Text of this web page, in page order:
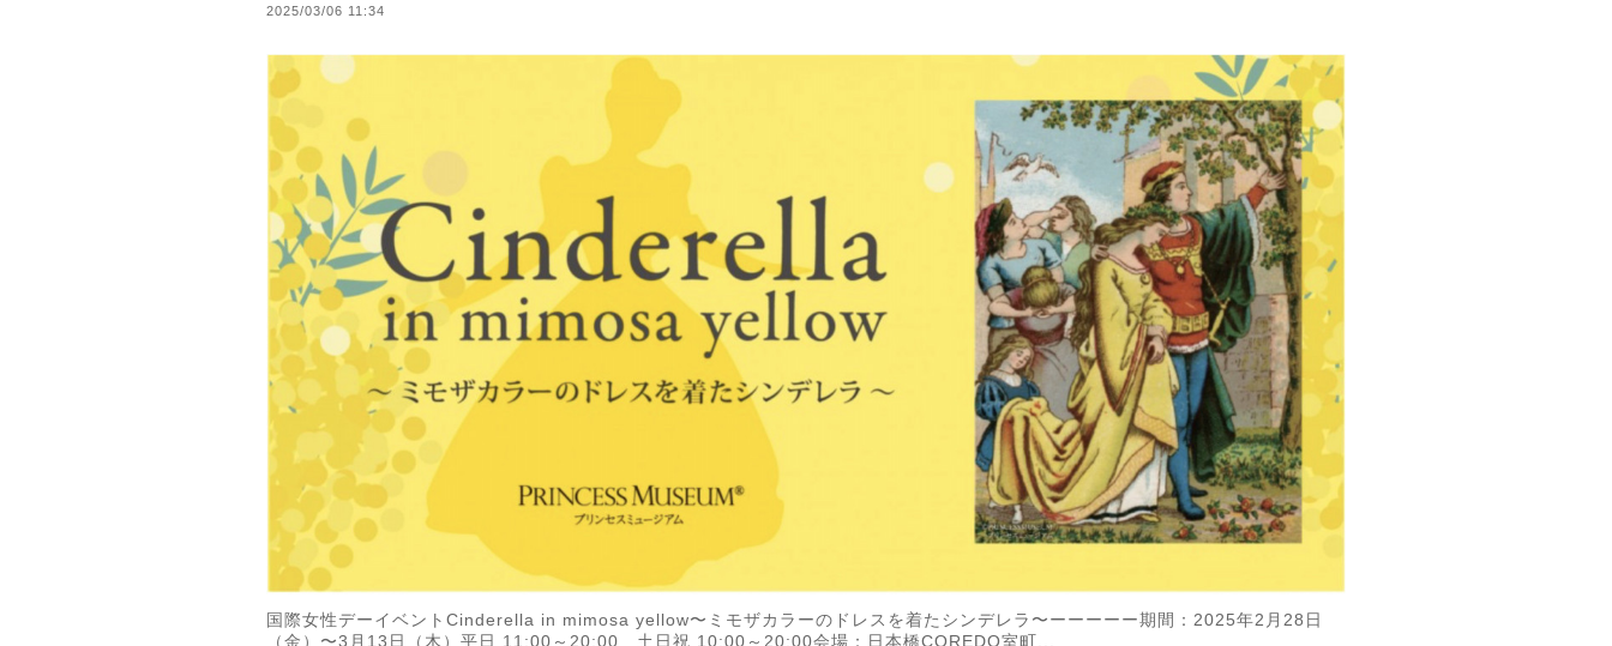
2025/03/06 11:34
国際女性デーイベントCinderella in mimosa yellow〜ミモザカラーのドレスを着たシンデレラ〜ーーーーー期間：2025年2月28日
（金）〜3月13日（木）平日 11:00～20:00 土日祝 10:00～20:00会場：日本橋COREDO室町...